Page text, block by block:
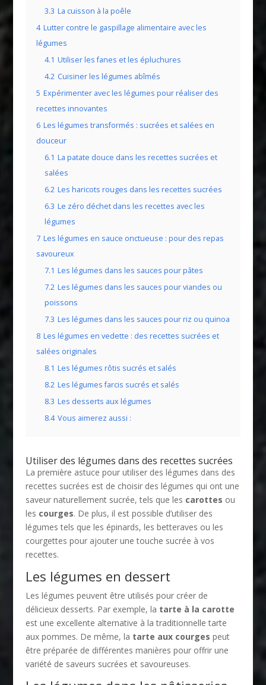
3.3 La cuisson à la poêle
4 Lutter contre le gaspillage alimentaire avec les
légumes
4.1 Utiliser les fanes et les épluchures
4.2 Cuisiner les légumes abîmés
5 Expérimenter avec les légumes pour réaliser des
recettes innovantes
6 Les légumes transformés : sucrées et salées en
douceur
6.1 La patate douce dans les recettes sucrées et
salées
6.2 Les haricots rouges dans les recettes sucrées
6.3 Le zéro déchet dans les recettes avec les
légumes
7 Les légumes en sauce onctueuse : pour des repas
savoureux
7.1 Les légumes dans les sauces pour pâtes
7.2 Les légumes dans les sauces pour viandes ou
poissons
7.3 Les légumes dans les sauces pour riz ou quinoa
8 Les légumes en vedette : des recettes sucrées et
salées originales
8.1 Les légumes rôtis sucrés et salés
8.2 Les légumes farcis sucrés et salés
8.3 Les desserts aux légumes
8.4 Vous aimerez aussi :
Utiliser des légumes dans des recettes sucrées
La première astuce pour utiliser des légumes dans des
recettes sucrées est de choisir des légumes qui ont une
saveur naturellement sucrée, tels que les carottes ou
les courges. De plus, il est possible d’utiliser des
légumes tels que les épinards, les betteraves ou les
courgettes pour ajouter une touche sucrée à vos
recettes.
Les légumes en dessert
Les légumes peuvent être utilisés pour créer de
délicieux desserts. Par exemple, la tarte à la carotte
est une excellente alternative à la traditionnelle tarte
aux pommes. De même, la tarte aux courges peut
être préparée de différentes manières pour offrir une
variété de saveurs sucrées et savoureuses.